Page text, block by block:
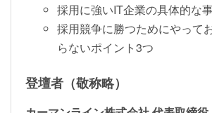
採用に強いIT企業の具体的な
採用競争に勝つためにやって
らないポイント3つ
登壇者（敬称略）